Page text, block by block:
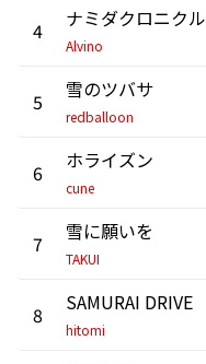
4 ナミダクロニクル
Alvino
5 雪のツバサ
redballoon
6 ホライズン
cune
7 雪に願いを
TAKUI
8 SAMURAI DRIVE
hitomi